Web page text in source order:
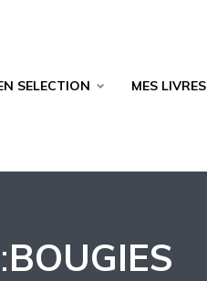
SELECTION MES LIVRES
BOUGIES